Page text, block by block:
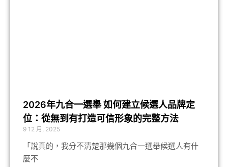
2026年九合一選舉 如何建立候選人品牌定
位：從無到有打造可信形象的完整方法
9 12 月, 2025
「說真的，我分不清楚那幾個九合一選舉候選人有什
麼不